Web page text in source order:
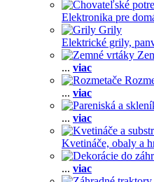
Elektronika pre
Grily
Elektrické grily,
... viac
... viac
... viac
Kvetináče, obaly a
... viac